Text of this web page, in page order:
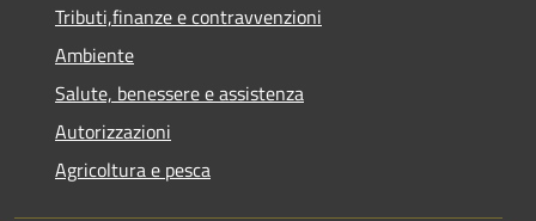
Tributi,finanze e contravvenzioni
Ambiente
Salute, benessere e assistenza
Autorizzazioni
Agricoltura e pesca